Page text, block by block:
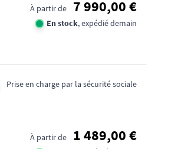
À partir de 7 990,00 €
En stock, expédié demain
Prise en charge par la sécurité sociale
À partir de 1 489,00 €